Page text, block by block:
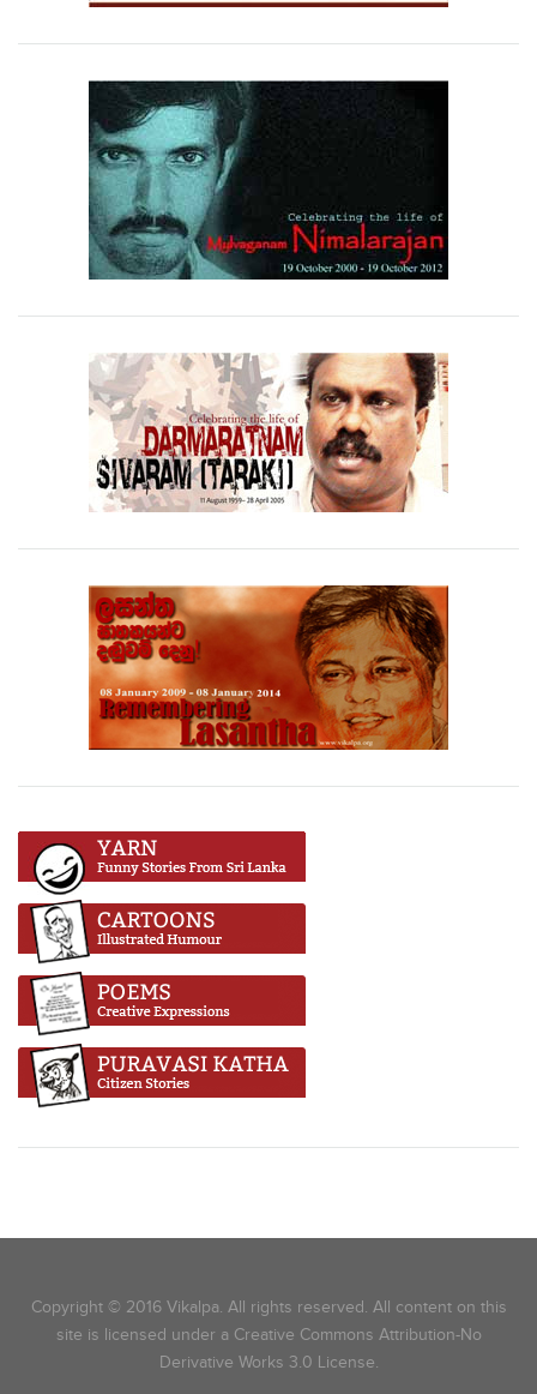
Copyright © 2016 Vikalpa. All rights reserved. All content on this
site is licensed under a Creative Commons Attribution-No
Derivative Works 3.0 License.